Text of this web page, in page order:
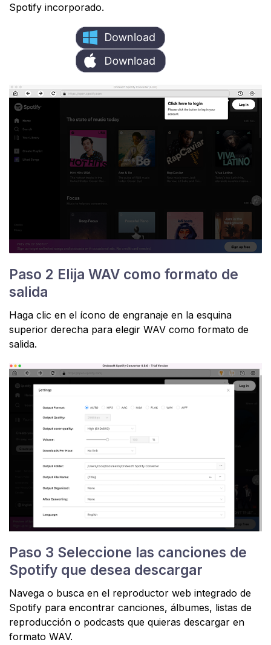
Spotify incorporado.
Paso 2 Elija WAV como formato de
salida
Haga clic en el ícono de engranaje en la esquina
superior derecha para elegir WAV como formato de
salida.
Paso 3 Seleccione las canciones de
Spotify que desea descargar
Navega o busca en el reproductor web integrado de
Spotify para encontrar canciones, álbumes, listas de
reproducción o podcasts que quieras descargar en
formato WAV.